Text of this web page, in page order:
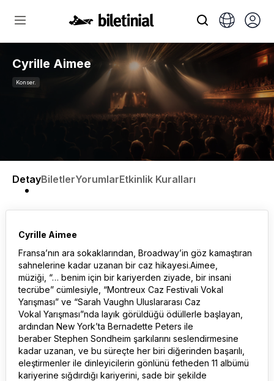
Cyrille Aimee
Konser.
DetayBiletlerYorumlarEtkinlik Kuralları
Cyrille Aimee
Fransa’nın ara sokaklarından, Broadway’in göz kamaştıran
sahnelerine kadar uzanan bir caz hikayesi.Aimee,
müziği, “… benim için bir kariyerden ziyade, bir insani
tecrübe” cümlesiyle, “Montreux Caz Festivali Vokal
Yarışması” ve “Sarah Vaughn Uluslararası Caz
Vokal Yarışması”nda layık görüldüğü ödüllerle başlayan,
ardından New York’ta Bernadette Peters ile
beraber Stephen Sondheim şarkılarını seslendirmesine
kadar uzanan, ve bu süreçte her biri diğerinden başarılı,
eleştirmenler ile dinleyicilerin gönlünü fetheden 11 albümü
kariyerine sığdırdığı kariyerini, sade bir şekilde